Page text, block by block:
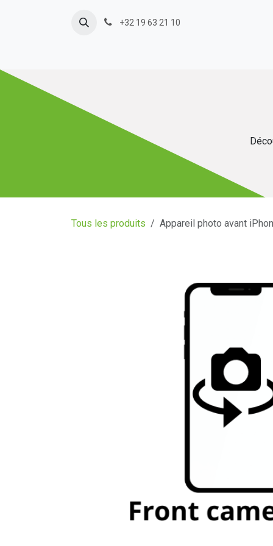
+32 19 63 21 10
Tous les produits Appareil photo avant